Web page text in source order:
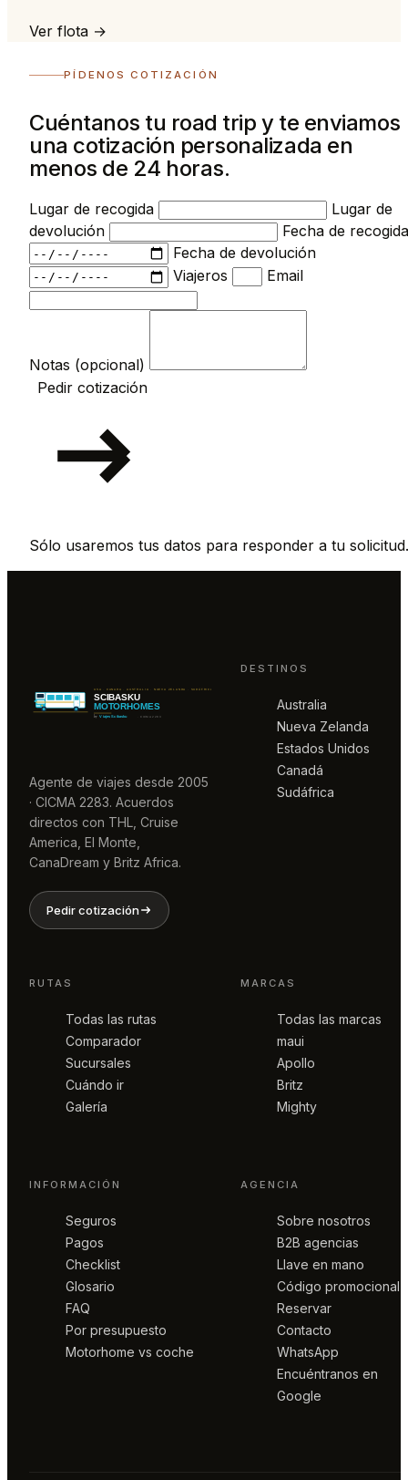
Ver flota →
PÍDENOS COTIZACIÓN
Cuéntanos tu road trip y te enviamos
una cotización personalizada en
menos de 24 horas.
Lugar de recogida
Lugar de
devolución
Fecha de recogida
Fecha de devolución
Viajeros
Email
Notas (opcional)
Pedir cotización
Sólo usaremos tus datos para responder a tu solicitud.
Agente de viajes desde 2005
· CICMA 2283. Acuerdos
directos con THL, Cruise
America, El Monte,
CanaDream y Britz Africa.
Pedir cotización
DESTINOS
Australia
Nueva Zelanda
Estados Unidos
Canadá
Sudáfrica
RUTAS
Todas las rutas
Comparador
Sucursales
Cuándo ir
Galería
MARCAS
Todas las marcas
maui
Apollo
Britz
Mighty
INFORMACIÓN
Seguros
Pagos
Checklist
Glosario
FAQ
Por presupuesto
Motorhome vs coche
AGENCIA
Sobre nosotros
B2B agencias
Llave en mano
Código promocional
Reservar
Contacto
WhatsApp
Encuéntranos en
Google